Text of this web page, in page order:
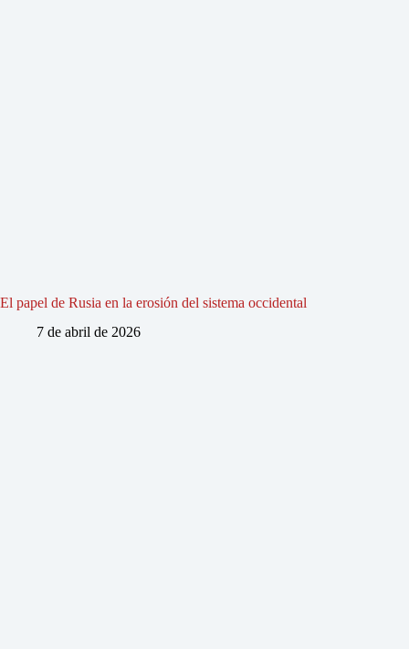
El papel de Rusia en la erosión del sistema occidental
7 de abril de 2026